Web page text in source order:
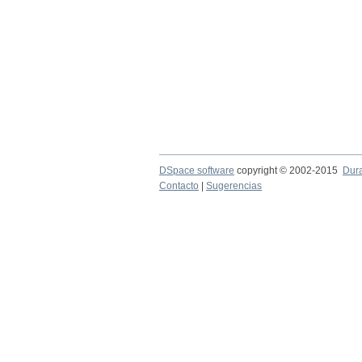
DSpace software copyright © 2002-2015
Contacto
Sugerencias